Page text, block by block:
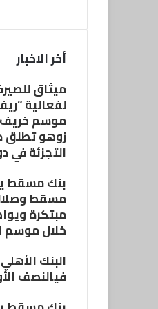
أخر الاخبار
ميثاق
لفعالية
موسم خريف
التجزئة في
بنك مسقط
مسقط
مبتكرة
خلال موسم
البنك
فيالنصف